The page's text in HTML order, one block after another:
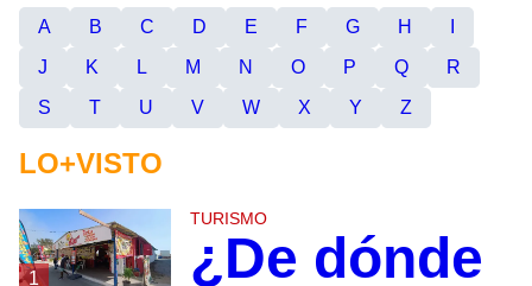
A B C D E F G H
J
K L M N O P Q
R
S
T U V W X Y Z
LO+VISTO
1
TURISMO
¿De dónde